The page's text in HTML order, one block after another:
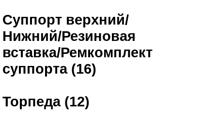
Суппорт верхний/
Нижний/Резиновая
вставка/Ремкомплект
суппорта (16)
Торпеда (12)